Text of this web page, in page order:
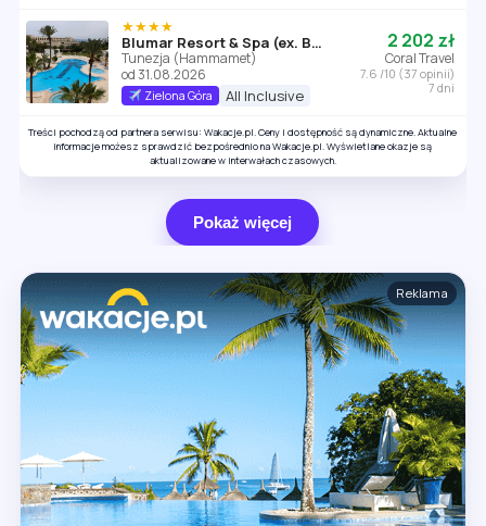
★★★★
Blumar Resort & Spa (ex. Bahia Beach)
Tunezja (Hammamet)
od 31.08.2026
Zielona Góra All Inclusive
2 202 zł
Coral Travel
7.6 /10 (37 opinii)
7 dni
Treści pochodzą od partnera serwisu: Wakacje.pl. Ceny i dostępność są dynamiczne. Aktualne
informacje możesz sprawdzić bezpośrednio na Wakacje.pl. Wyświetlane okazje są
aktualizowane w interwałach czasowych.
Pokaż więcej
Reklama